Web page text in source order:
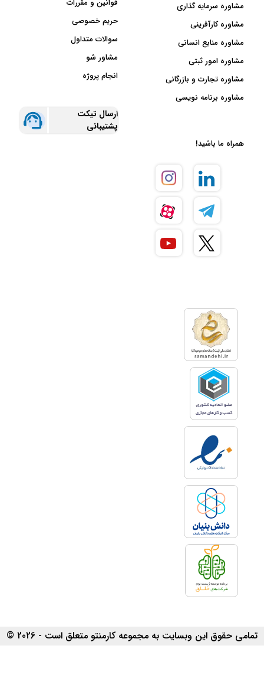
مشاوره سرمایه گذاری
مشاوره کارآفرینی
مشاوره منابع انسانی
مشاوره امور ثبتی
مشاوره تجارت و بازرگانی
مشاوره برنامه نویسی
قوانین و مقررات
حریم خصوصی
سوالات متداول
مشاور شو
انجام پروژه
ارسال تیکت
پشتیبانی
همراه ما باشید!
تمامی حقوق این وبسایت به مجموعه کارمنتو متعلق است - 2026 ©